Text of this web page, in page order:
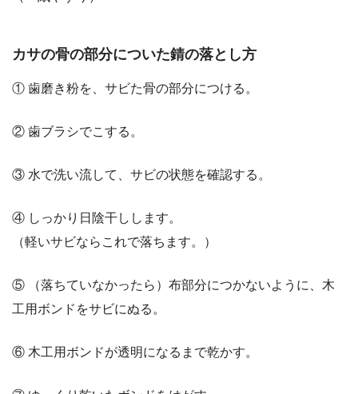
カサの骨の部分についた錆の落とし方
① 歯磨き粉を、サビた骨の部分につける。
② 歯ブラシでこする。
③ 水で洗い流して、サビの状態を確認する。
④ しっかり日陰干しします。
（軽いサビならこれで落ちます。）
⑤ （落ちていなかったら）布部分につかないように、木
工用ボンドをサビにぬる。
⑥ 木工用ボンドが透明になるまで乾かす。